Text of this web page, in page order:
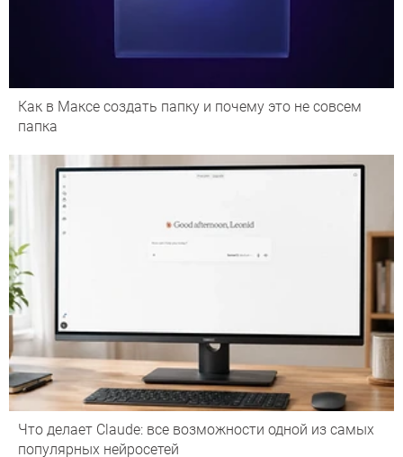
Как в Максе создать папку и почему это не совсем
папка
Что делает Сlaude: все возможности одной из самых
популярных нейросетей